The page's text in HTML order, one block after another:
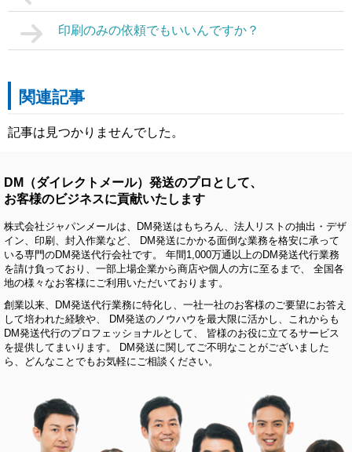
印刷のみの依頼でもいいんですか？
関連記事
記事は見つかりませんでした。
DM（ダイレクトメール）発送のプロとして、
お客様のビジネスに貢献いたします
株式会社ジャパンメールは、DM発送はもちろん、法人リストの抽出・デザ
イン、印刷、封入作業など、 DM発送にかかる面倒な業務を格安に承って
いる専門のDM発送代行会社です。 年間1,000万通以上のDM発送代行業務
を請け負っており、一部上場企業から商店や個人の方に至るまで、 全国各
地の様々なお客様にご利用いただいております。
創業以来、DM発送代行業務に特化し、一社一社のお客様のご要望にお答え
して培われた経験や、 DM発送のノウハウを最大限に活かし、これからも
DM発送代行のプロフェッショナルとして、 皆様のお役に立てるサービス
を提供してまいります。 DM発送に関してご不明なことがございました
ら、どんなことでもお気軽にご相談ください。